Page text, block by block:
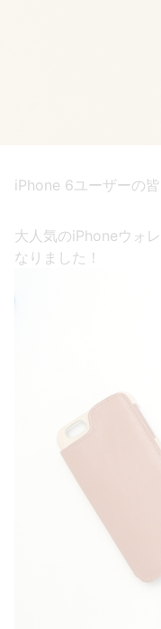
iPhone 6ユーザーの
大人気のiPhoneウォ
なりました！